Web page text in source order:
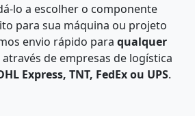
lo a escolher o componente
para sua máquina ou projeto
envio rápido para qualquer
através de empresas de logística
Express, TNT, FedEx ou UPS.